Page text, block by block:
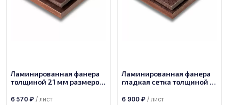
Ламинированная фанера
толщиной 21 мм размером
6 570 ₽ / лист
Ламинированная фанера
гладкая сетка толщиной 21
сорт 1/1
6 900 ₽ / лист